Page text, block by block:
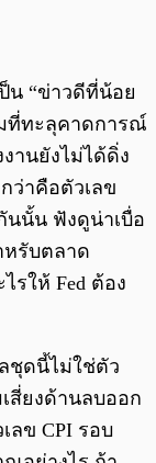
น “ข่าวดีที่น้อย
ที่ทะลุคาดการณ์
านยังไม่ได้ดิ่ง
ว่าคือตัวเลข
นนั้น ฟังดูน่าเบื่อ
รับตลาด
รให้ Fed ต้อง
ชุดนี้ไม่ใช่ตัว
สี่ยงด้านลบออก
ลข CPI รอบ